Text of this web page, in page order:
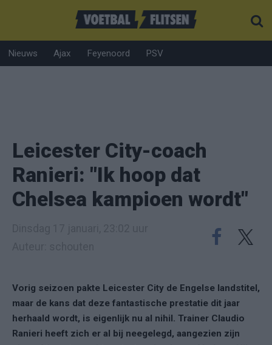
Nieuws Ajax Feyenoord PSV
Leicester City-coach
Ranieri: "Ik hoop dat
Chelsea kampioen wordt"
Vorig seizoen pakte Leicester City de Engelse landstitel,
maar de kans dat deze fantastische prestatie dit jaar
herhaald wordt, is eigenlijk nu al nihil. Trainer Claudio
Ranieri heeft zich er al bij neegelegd, aangezien zijn